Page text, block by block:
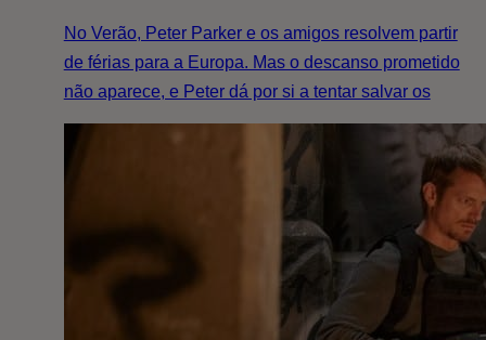
No Verão, Peter Parker e os amigos resolvem partir
de férias para a Europa. Mas o descanso prometido
não aparece, e Peter dá por si a tentar salvar os